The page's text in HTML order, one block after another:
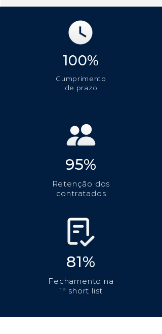
100%
Cumprimento
de prazo
95%
Retenção dos
contratados
81%
Fechamento na
1ª short list